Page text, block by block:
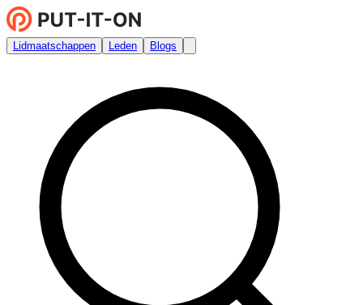
Lidmaatschappen Leden Blogs